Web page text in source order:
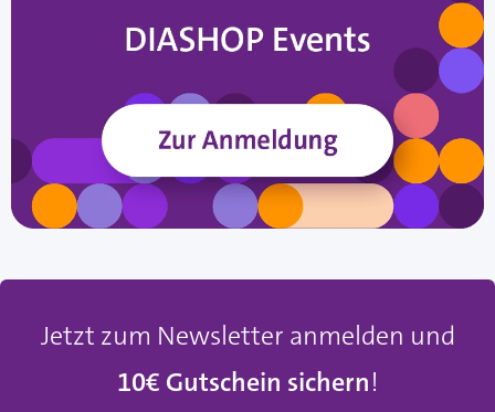
Jetzt zum Newsletter anmelden und
10€ Gutschein sichern!